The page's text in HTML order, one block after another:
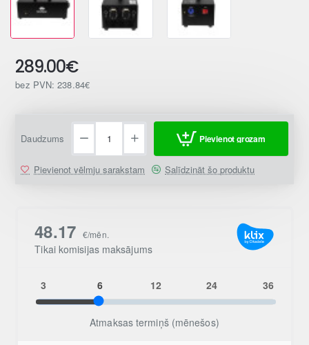
289.00€
bez PVN: 238.84€
Daudzums Pievienot grozam
Pievienot vēlmju sarakstam Salīdzināt šo produktu